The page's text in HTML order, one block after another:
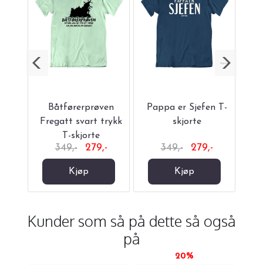
Båtførerprøven
Fregatt svart trykk
T-skjorte
349,- 279,-
Kjøp
Pappa er Sjefen T-
skjorte
349,- 279,-
Kjøp
Kunder som så på dette så også
på
20%